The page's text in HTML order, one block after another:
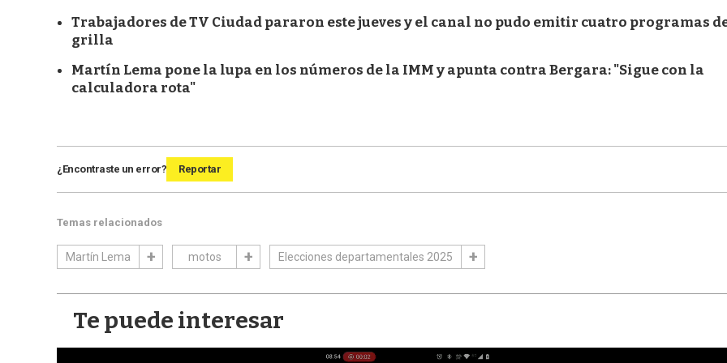
Trabajadores de TV Ciudad pararon este jueves y el canal no pudo emitir cuatro programas
grilla
Martín Lema pone la lupa en los números de la IMM y apunta contra Bergara: "Sigue con la
calculadora rota"
¿Encontraste un error? Reportar
Temas relacionados
Martín Lema motos Elecciones departamentales 2025
Te puede interesar